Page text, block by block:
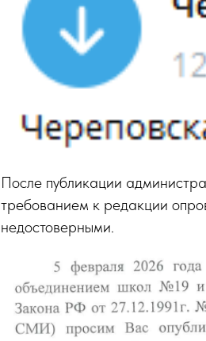
После публикации
требованием к редакции
недостоверными.